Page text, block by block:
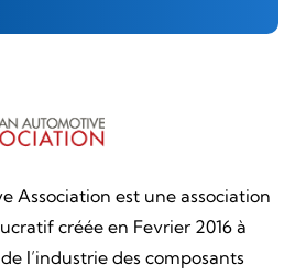
Association est une association
créée en Fevrier 2016 à
l’industrie des composants